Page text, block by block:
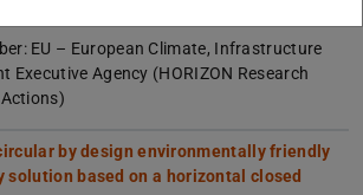
EU – European Climate, Infrastructure
Executive Agency (HORIZON Research
by design environmentally friendly
solution based on a horizontal closed